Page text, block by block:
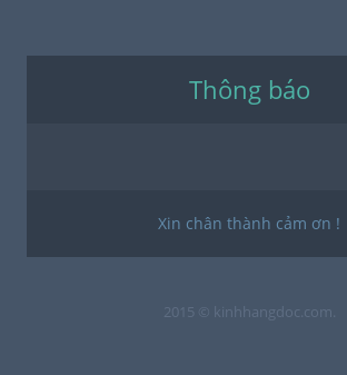
Thông báo
Xin chân thành cảm ơn !
2015 © kinhhangdoc.com.